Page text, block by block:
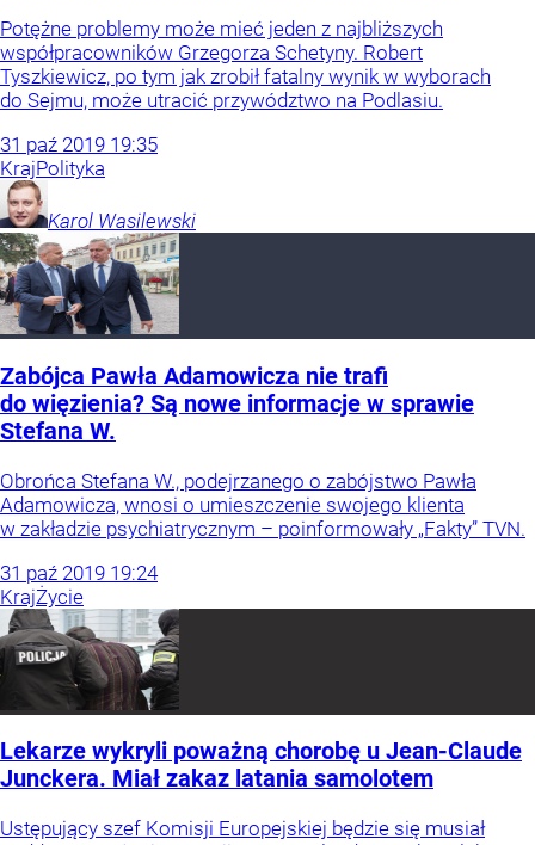
Potężne problemy może mieć jeden z najbliższych
współpracowników Grzegorza Schetyny. Robert
Tyszkiewicz, po tym jak zrobił fatalny wynik w wyborach
do Sejmu, może utracić przywództwo na Podlasiu.
31 paź 2019 19:35
KrajPolityka
Karol Wasilewski
Zabójca Pawła Adamowicza nie trafi
do więzienia? Są nowe informacje w sprawie
Stefana W.
Obrońca Stefana W., podejrzanego o zabójstwo Pawła
Adamowicza, wnosi o umieszczenie swojego klienta
w zakładzie psychiatrycznym – poinformowały „Fakty” TVN.
31 paź 2019 19:24
KrajŻycie
Lekarze wykryli poważną chorobę u Jean-Claude
Junckera. Miał zakaz latania samolotem
Ustępujący szef Komisji Europejskiej będzie się musiał